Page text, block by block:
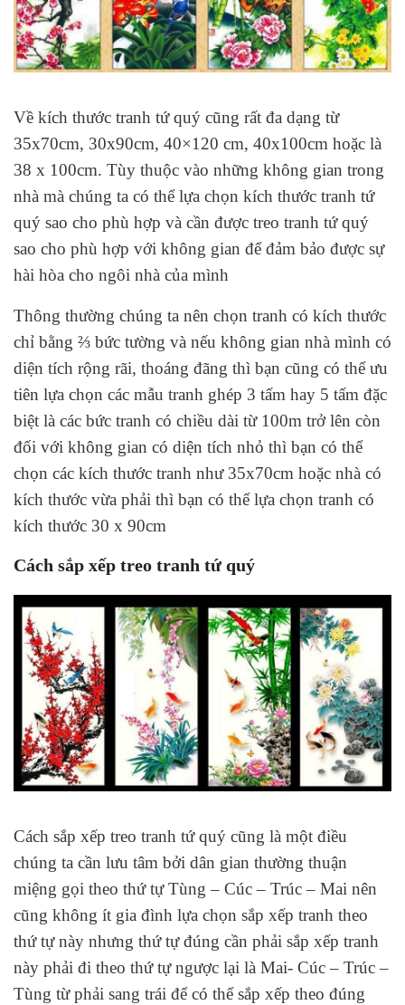
Về kích thước tranh tứ quý cũng rất đa dạng từ
35x70cm, 30x90cm, 40×120 cm, 40x100cm hoặc là
38 x 100cm. Tùy thuộc vào những không gian trong
nhà mà chúng ta có thể lựa chọn kích thước tranh tứ
quý sao cho phù hợp và cần được treo tranh tứ quý
sao cho phù hợp với không gian để đảm bảo được sự
hài hòa cho ngôi nhà của mình
Thông thường chúng ta nên chọn tranh có kích thước
chỉ bằng ⅔ bức tường và nếu không gian nhà mình có
diện tích rộng rãi, thoáng đãng thì bạn cũng có thể ưu
tiên lựa chọn các mẫu tranh ghép 3 tấm hay 5 tấm đặc
biệt là các bức tranh có chiều dài từ 100m trở lên còn
đối với không gian có diện tích nhỏ thì bạn có thể
chọn các kích thước tranh như 35x70cm hoặc nhà có
kích thước vừa phải thì bạn có thể lựa chọn tranh có
kích thước 30 x 90cm
Cách sắp xếp treo tranh tứ quý
Cách sắp xếp treo tranh tứ quý cũng là một điều
chúng ta cần lưu tâm bởi dân gian thường thuận
miệng gọi theo thứ tự Tùng – Cúc – Trúc – Mai nên
cũng không ít gia đình lựa chọn sắp xếp tranh theo
thứ tự này nhưng thứ tự đúng cần phải sắp xếp tranh
này phải đi theo thứ tự ngược lại là Mai- Cúc – Trúc –
Tùng từ phải sang trái để có thể sắp xếp theo đúng